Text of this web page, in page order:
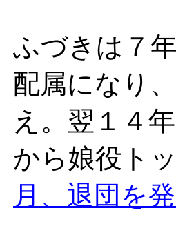
ふづきは７
配属になり
え。翌１４
から娘役ト
月、退団を